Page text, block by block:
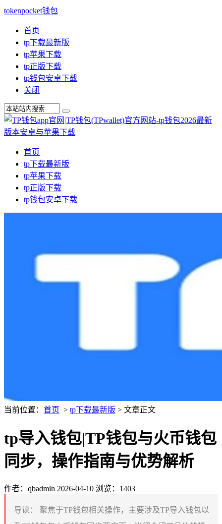
tokenpocket钱包
首页
tp下载最新版
tp苹果下载
tp正版下载
tp钱包安卓下载
关闭
首页
tp下载最新版
tp苹果下载
tp正版下载
tp钱包安卓下载
当前位置： 首页 > tp下载最新版 > 文章正文
tp导入钱包|TP钱包与火币钱包
同步，操作指南与优势解析
作者：qbadmin 2026-04-10 浏览：1403
导读：
聚焦于TP钱包相关操作，主要涉及TP导入钱包以